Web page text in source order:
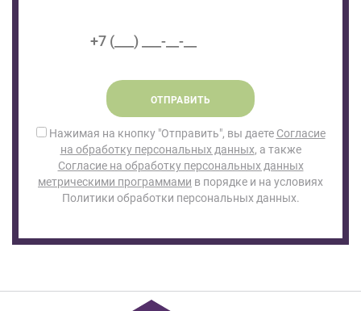
ОТПРАВИТЬ
Нажимая на кнопку "Отправить", вы даете Согласие
на обработку персональных данных, а также
Согласие на обработку персональных данных
метрическими программами в порядке и на условиях
Политики обработки персональных данных.